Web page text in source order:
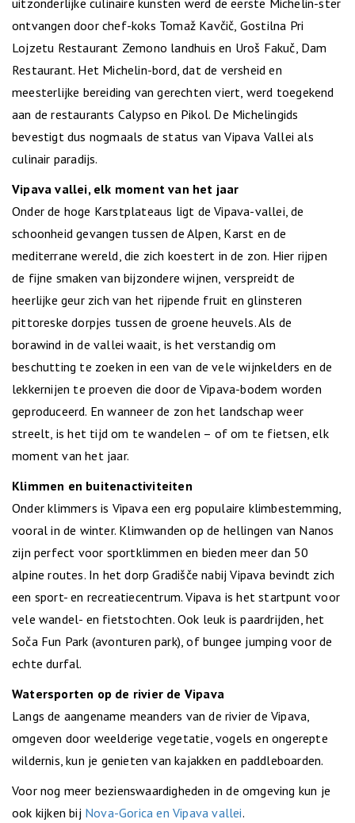
uitzonderlijke culinaire kunsten werd de eerste Michelin-ster
ontvangen door chef-koks Tomaž Kavčič, Gostilna Pri
Lojzetu Restaurant Zemono landhuis en Uroš Fakuč, Dam
Restaurant. Het Michelin-bord, dat de versheid en
meesterlijke bereiding van gerechten viert, werd toegekend
aan de restaurants Calypso en Pikol. De Michelingids
bevestigt dus nogmaals de status van Vipava Vallei als
culinair paradijs.
Vipava vallei, elk moment van het jaar
Onder de hoge Karstplateaus ligt de Vipava-vallei, de
schoonheid gevangen tussen de Alpen, Karst en de
mediterrane wereld, die zich koestert in de zon. Hier rijpen
de fijne smaken van bijzondere wijnen, verspreidt de
heerlijke geur zich van het rijpende fruit en glinsteren
pittoreske dorpjes tussen de groene heuvels. Als de
borawind in de vallei waait, is het verstandig om
beschutting te zoeken in een van de vele wijnkelders en de
lekkernijen te proeven die door de Vipava-bodem worden
geproduceerd. En wanneer de zon het landschap weer
streelt, is het tijd om te wandelen – of om te fietsen, elk
moment van het jaar.
Klimmen en buitenactiviteiten
Onder klimmers is Vipava een erg populaire klimbestemming,
vooral in de winter. Klimwanden op de hellingen van Nanos
zijn perfect voor sportklimmen en bieden meer dan 50
alpine routes. In het dorp Gradišče nabij Vipava bevindt zich
een sport- en recreatiecentrum. Vipava is het startpunt voor
vele wandel- en fietstochten. Ook leuk is paardrijden, het
Soča Fun Park (avonturen park), of bungee jumping voor de
echte durfal.
Watersporten op de rivier de Vipava
Langs de aangename meanders van de rivier de Vipava,
omgeven door weelderige vegetatie, vogels en ongerepte
wildernis, kun je genieten van kajakken en paddleboarden.
Voor nog meer bezienswaardigheden in de omgeving kun je
ook kijken bij Nova-Gorica en Vipava vallei.